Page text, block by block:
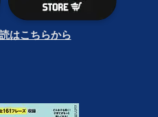
はこちらから